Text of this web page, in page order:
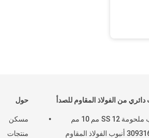
حول
مسكن
منتجات
دائري من الفولاذ المقاوم للصدأ
أنابيب ملحومة SS 12 مم 10 مم
309316201 أنبوب الفولاذ المقاوم